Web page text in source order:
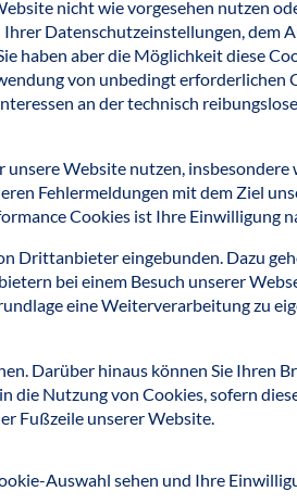
nicht wie vorgesehen nutzen
Datenschutzeinstellungen, dem
haben aber die Möglichkeit diese
von unbedingt erforderlichen
an der technisch
Website nutzen, insbesondere
Fehlermeldungen mit dem Ziel
Cookies ist Ihre Einwilligung
eingebunden. Dazu
bei einem Besuch unserer
eine Weiterverarbeitung zu
Darüber hinaus können Sie Ihren
die Nutzung von Cookies, sofern
Fußzeile unserer Website.
Auswahl sehen und Ihre